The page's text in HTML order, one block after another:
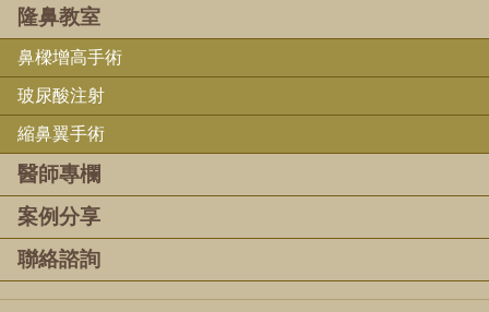
隆鼻教室
鼻樑增高手術
玻尿酸注射
縮鼻翼手術
醫師專欄
案例分享
聯絡諮詢